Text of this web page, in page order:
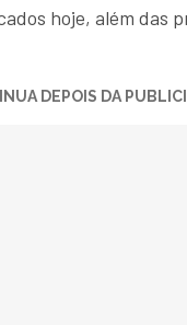
hoje, além das
DEPOIS DA